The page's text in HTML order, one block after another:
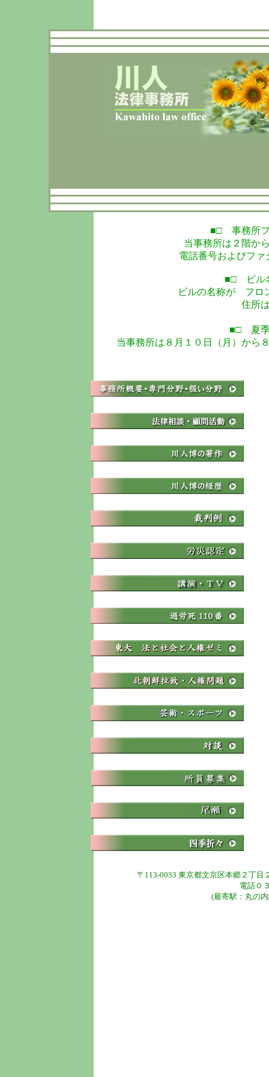
■□ 事務所
当事務所は２階か
電話番号およびフ
■□ ビル
ビルの名称が フロ
住所
■□ 夏
当事務所は８月１０日（月）から
〒113-0033 東京都文京区本郷２丁目
電話０
(最寄駅：丸の